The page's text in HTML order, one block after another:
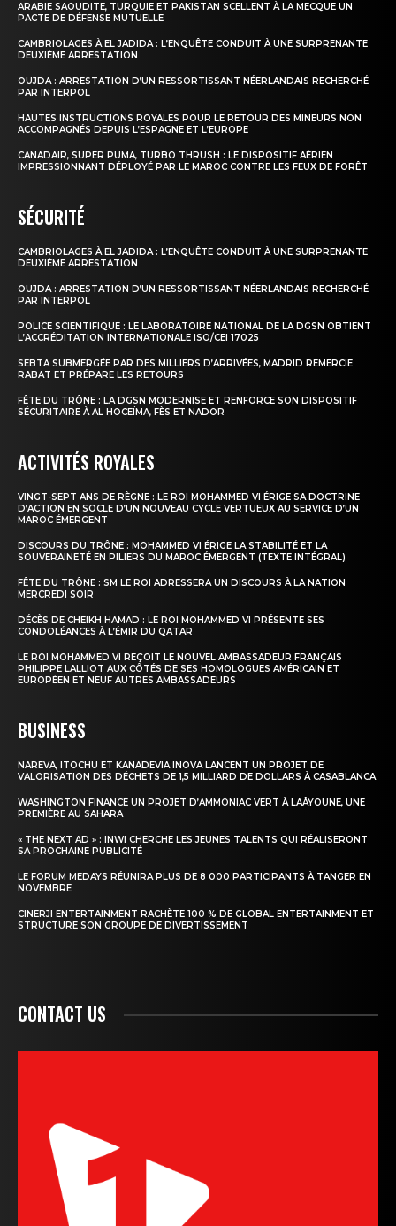
ARABIE SAOUDITE, TURQUIE ET PAKISTAN SCELLENT À LA MECQUE UN
PACTE DE DÉFENSE MUTUELLE
CAMBRIOLAGES À EL JADIDA : L’ENQUÊTE CONDUIT À UNE SURPRENANTE
DEUXIÈME ARRESTATION
OUJDA : ARRESTATION D’UN RESSORTISSANT NÉERLANDAIS RECHERCHÉ
PAR INTERPOL
HAUTES INSTRUCTIONS ROYALES POUR LE RETOUR DES MINEURS NON
ACCOMPAGNÉS DEPUIS L’ESPAGNE ET L’EUROPE
CANADAIR, SUPER PUMA, TURBO THRUSH : LE DISPOSITIF AÉRIEN
IMPRESSIONNANT DÉPLOYÉ PAR LE MAROC CONTRE LES FEUX DE FORÊT
SÉCURITÉ
CAMBRIOLAGES À EL JADIDA : L’ENQUÊTE CONDUIT À UNE SURPRENANTE
DEUXIÈME ARRESTATION
OUJDA : ARRESTATION D’UN RESSORTISSANT NÉERLANDAIS RECHERCHÉ
PAR INTERPOL
POLICE SCIENTIFIQUE : LE LABORATOIRE NATIONAL DE LA DGSN OBTIENT
L’ACCRÉDITATION INTERNATIONALE ISO/CEI 17025
SEBTA SUBMERGÉE PAR DES MILLIERS D’ARRIVÉES, MADRID REMERCIE
RABAT ET PRÉPARE LES RETOURS
FÊTE DU TRÔNE : LA DGSN MODERNISE ET RENFORCE SON DISPOSITIF
SÉCURITAIRE À AL HOCEÏMA, FÈS ET NADOR
ACTIVITÉS ROYALES
VINGT-SEPT ANS DE RÈGNE : LE ROI MOHAMMED VI ÉRIGE SA DOCTRINE
D’ACTION EN SOCLE D’UN NOUVEAU CYCLE VERTUEUX AU SERVICE D’UN
MAROC ÉMERGENT
DISCOURS DU TRÔNE : MOHAMMED VI ÉRIGE LA STABILITÉ ET LA
SOUVERAINETÉ EN PILIERS DU MAROC ÉMERGENT (TEXTE INTÉGRAL)
FÊTE DU TRÔNE : SM LE ROI ADRESSERA UN DISCOURS À LA NATION
MERCREDI SOIR
DÉCÈS DE CHEIKH HAMAD : LE ROI MOHAMMED VI PRÉSENTE SES
CONDOLÉANCES À L’ÉMIR DU QATAR
LE ROI MOHAMMED VI REÇOIT LE NOUVEL AMBASSADEUR FRANÇAIS
PHILIPPE LALLIOT AUX CÔTÉS DE SES HOMOLOGUES AMÉRICAIN ET
EUROPÉEN ET NEUF AUTRES AMBASSADEURS
BUSINESS
NAREVA, ITOCHU ET KANADEVIA INOVA LANCENT UN PROJET DE
VALORISATION DES DÉCHETS DE 1,5 MILLIARD DE DOLLARS À CASABLANCA
WASHINGTON FINANCE UN PROJET D’AMMONIAC VERT À LAÂYOUNE, UNE
PREMIÈRE AU SAHARA
« THE NEXT AD » : INWI CHERCHE LES JEUNES TALENTS QUI RÉALISERONT
SA PROCHAINE PUBLICITÉ
LE FORUM MEDAYS RÉUNIRA PLUS DE 8 000 PARTICIPANTS À TANGER EN
NOVEMBRE
CINERJI ENTERTAINMENT RACHÈTE 100 % DE GLOBAL ENTERTAINMENT ET
STRUCTURE SON GROUPE DE DIVERTISSEMENT
CONTACT US